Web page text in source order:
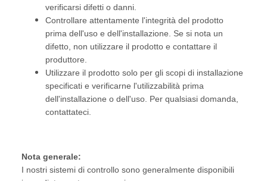
verificarsi difetti o danni.
Controllare attentamente l'integrità del prodotto
prima dell'uso e dell'installazione. Se si nota un
difetto, non utilizzare il prodotto e contattare il
produttore.
Utilizzare il prodotto solo per gli scopi di installazione
specificati e verificarne l'utilizzabilità prima
dell'installazione o dell'uso. Per qualsiasi domanda,
contattateci.
Nota generale:
I nostri sistemi di controllo sono generalmente disponibili